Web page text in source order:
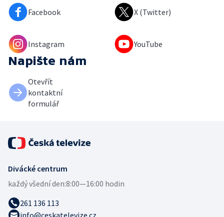
Facebook X (Twitter)
Instagram YouTube
Napište nám
Otevřít
kontaktní
formulář
Divácké centrum
každý všední den:8:00—16:00 hodin
261 136 113